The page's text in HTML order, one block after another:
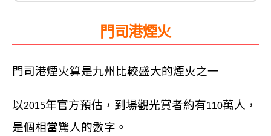
門司港煙火
門司港煙火算是九州比較盛大的煙火之一
以2015年官方預估，到場觀光賞者約有110萬人，
是個相當驚人的數字。